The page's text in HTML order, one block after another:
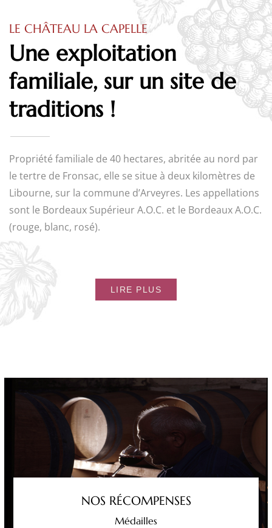
LE CHÂTEAU LA CAPELLE
Une exploitation
familiale, sur un site de
traditions !
Propriété familiale de 40 hectares, abritée au nord par
le tertre de Fronsac, elle se situe à deux kilomètres de
Libourne, sur la commune d’Arveyres. Les appellations
sont le Bordeaux Supérieur A.O.C. et le Bordeaux A.O.C.
(rouge, blanc, rosé).
LIRE PLUS
NOS RÉCOMPENSES
Médailles